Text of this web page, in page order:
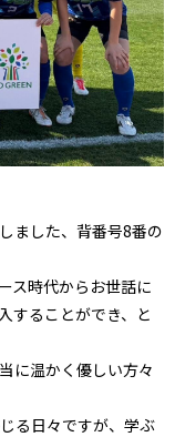
ました、背番号8番の
ス時代からお世話に
することができ、と
に温かく優しい方々
る日々ですが、学ぶ